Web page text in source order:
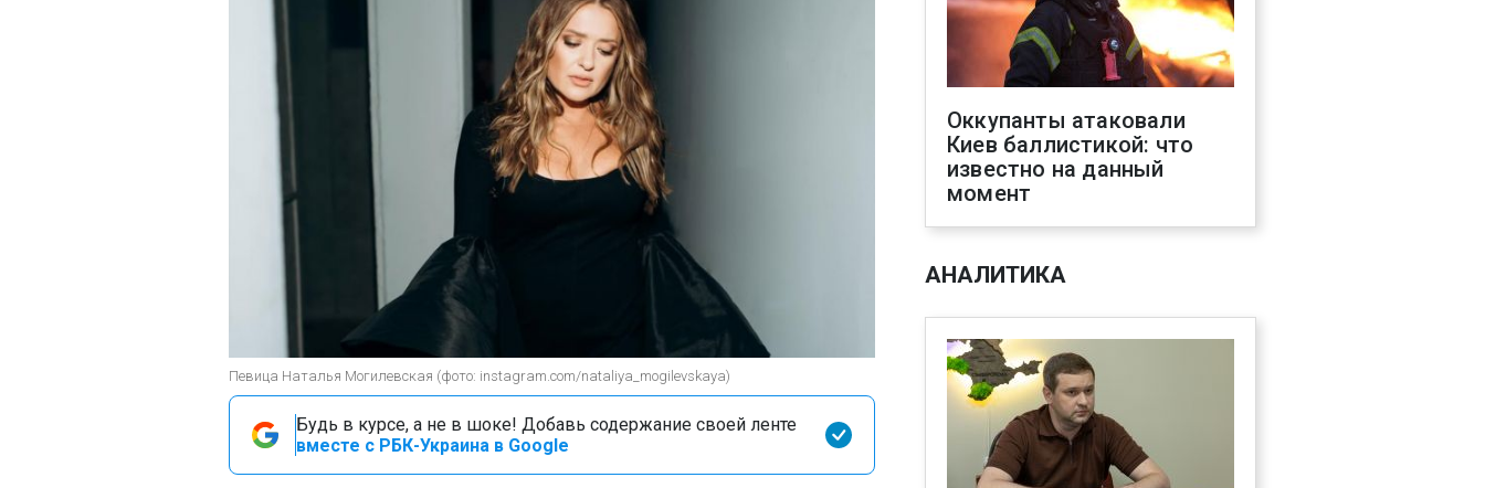
Певица Наталья Могилевская (фото: instagram.com/nataliya_mogilevskaya)
Будь в курсе, а не в шоке! Добавь содержание своей ленте
вместе с РБК-Украина в Google
Оккупанты атаковали
Киев баллистикой: что
известно на данный
момент
АНАЛИТИКА